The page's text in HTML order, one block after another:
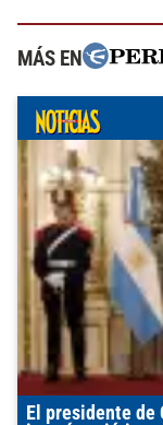
MÁS EN
El presidente de